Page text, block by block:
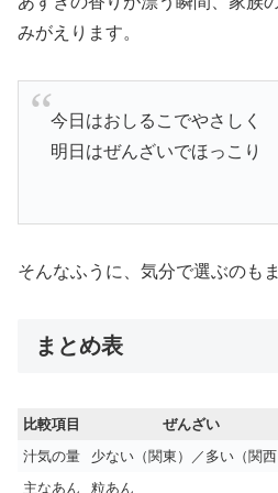
みがえります。
今日はおしるこでやさしく
明日はぜんざいでほっこり
そんなふうに、気分で選ぶのも
まとめ表
比較項目 ぜんざい
汁気の量
少ない（関東）／多い（関西
主なあん
粒あん